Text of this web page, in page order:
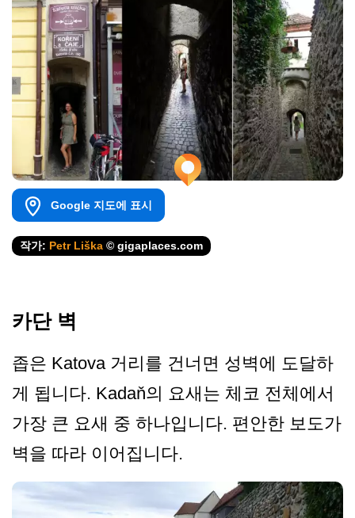
Google 지도에 표시
작가: Petr Liška © gigaplaces.com
카단 벽
좁은 Katova 거리를 건너면 성벽에 도달하
게 됩니다. Kadaň의 요새는 체코 전체에서
가장 큰 요새 중 하나입니다. 편안한 보도가
벽을 따라 이어집니다.